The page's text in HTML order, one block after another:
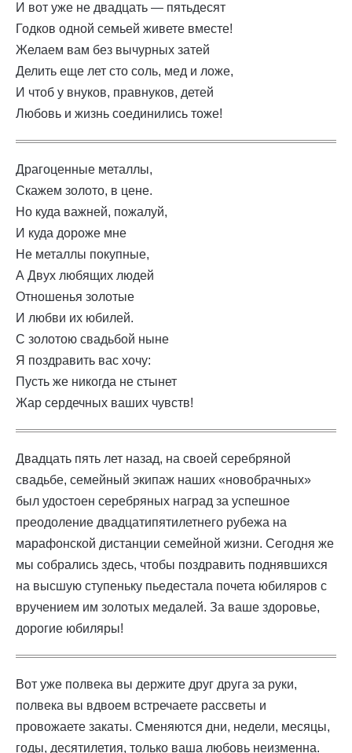
И вот уже не двадцать — пятьдесят
Годков одной семьей живете вместе!
Желаем вам без вычурных затей
Делить еще лет сто соль, мед и ложе,
И чтоб у внуков, правнуков, детей
Любовь и жизнь соединились тоже!
Драгоценные металлы,
Скажем золото, в цене.
Но куда важней, пожалуй,
И куда дороже мне
Не металлы покупные,
А Двух любящих людей
Отношенья золотые
И любви их юбилей.
С золотою свадьбой ныне
Я поздравить вас хочу:
Пусть же никогда не стынет
Жар сердечных ваших чувств!
Двадцать пять лет назад, на своей серебряной
свадьбе, семейный экипаж наших «новобрачных»
был удостоен серебряных наград за успешное
преодоление двадцатипятилетнего рубежа на
марафонской дистанции семейной жизни. Сегодня же
мы собрались здесь, чтобы поздравить поднявшихся
на высшую ступеньку пьедестала почета юбиляров с
вручением им золотых медалей. За ваше здоровье,
дорогие юбиляры!
Вот уже полвека вы держите друг друга за руки,
полвека вы вдвоем встречаете рассветы и
провожаете закаты. Сменяются дни, недели, месяцы,
годы, десятилетия, только ваша любовь неизменна.